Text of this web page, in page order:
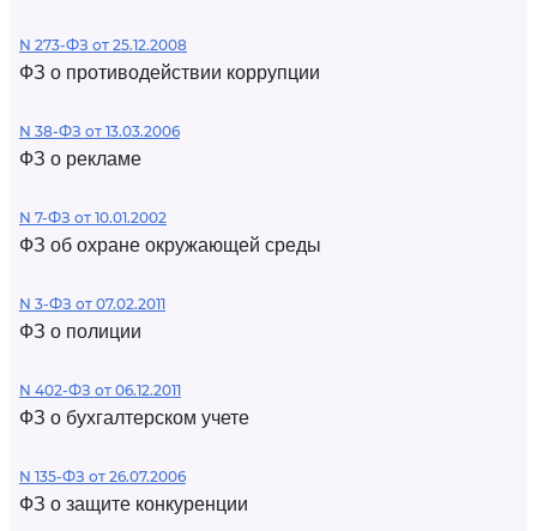
N 273-ФЗ от 25.12.2008
ФЗ о противодействии коррупции
N 38-ФЗ от 13.03.2006
ФЗ о рекламе
N 7-ФЗ от 10.01.2002
ФЗ об охране окружающей среды
N 3-ФЗ от 07.02.2011
ФЗ о полиции
N 402-ФЗ от 06.12.2011
ФЗ о бухгалтерском учете
N 135-ФЗ от 26.07.2006
ФЗ о защите конкуренции